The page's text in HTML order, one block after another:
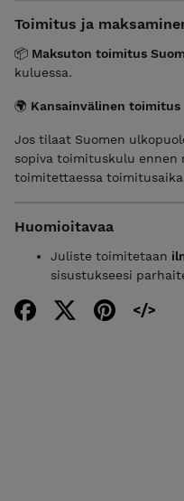
Toimitus ja
📦 Maksuton toimitus
kuluessa.
🌍 Kansainvälinen toimitus
Jos tilaat Suomen
sopiva toimituskulu ennen
toimitettaessa
Huomioitavaa
Juliste toimitetaan
sisustukseesi